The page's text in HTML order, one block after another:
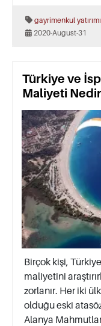
gayrimenkul yatırımı
2020-August-31
Türkiye ve
Maliyeti Nedir
Birçok kişi,
maliyetini
zorlanır. Her iki
olduğu eski
Alanya